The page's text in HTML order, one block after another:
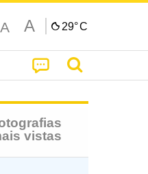
A A 29°C
vistas